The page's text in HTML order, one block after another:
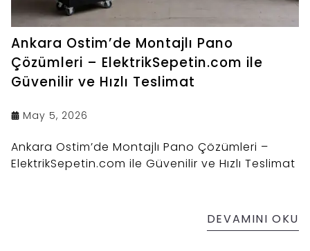
Ankara Ostim’de Montajlı Pano
Çözümleri – ElektrikSepetin.com ile
Güvenilir ve Hızlı Teslimat
May 5, 2026
Ankara Ostim’de Montajlı Pano Çözümleri –
ElektrikSepetin.com ile Güvenilir ve Hızlı Teslimat
DEVAMINI OKU